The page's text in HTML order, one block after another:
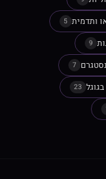
ותדמית 5
9
7
23